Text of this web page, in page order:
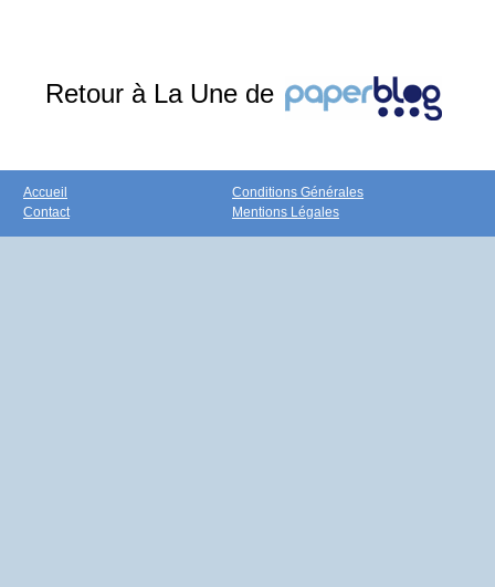
Retour à La Une de
Accueil
Contact
Conditions Générales
Mentions Légales